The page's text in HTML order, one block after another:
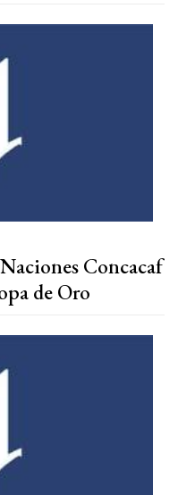
Concacaf
de Oro